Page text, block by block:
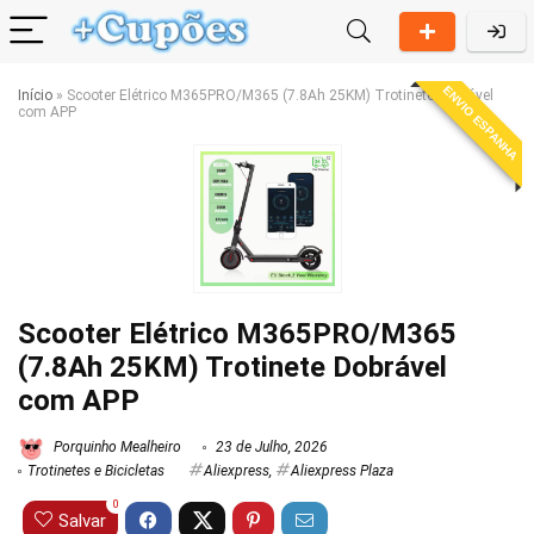
Início » Scooter Elétrico M365PRO/M365 (7.8Ah 25KM) Trotinete Dobrável
com APP
ENVIO ESPANHA
Scooter Elétrico M365PRO/M365
(7.8Ah 25KM) Trotinete Dobrável
com APP
Porquinho Mealheiro
23 de Julho, 2026
Trotinetes e Bicicletas
Aliexpress, Aliexpress Plaza
Salvar
0